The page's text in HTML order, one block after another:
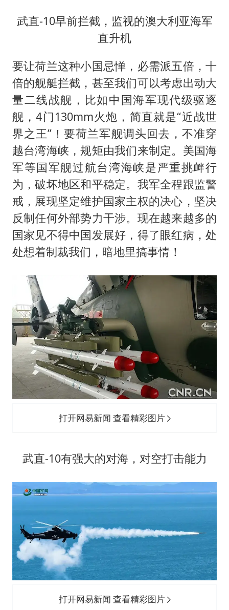
武直-10早前拦截，监视的澳大利亚海军
直升机
要让荷兰这种小国忌惮，必需派五倍，十
倍的舰艇拦截，甚至我们可以考虑出动大
量二线战舰，比如中国海军现代级驱逐
舰，4门130mm火炮，简直就是“近战世
界之王”！要荷兰军舰调头回去，不准穿
越台湾海峡，规矩由我们来制定。美国海
军等国军舰过航台湾海峡是严重挑衅行
为，破坏地区和平稳定。我军全程跟监警
戒，展现坚定维护国家主权的决心，坚决
反制任何外部势力干涉。现在越来越多的
国家见不得中国发展好，得了眼红病，处
处想着制裁我们，暗地里搞事情！
打开网易新闻 查看精彩图片
武直-10有强大的对海，对空打击能力
打开网易新闻 查看精彩图片